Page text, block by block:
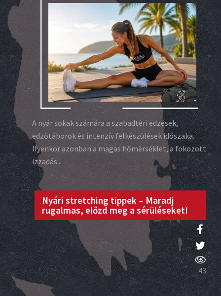
A nyár sokak számára a szabadtéri edzések,
edzőtáborok és intenzív felkészülések időszaka.
Ilyenkor azonban a magas hőmérséklet, a fokozott
izzadás...
Nyári stretching tippek – Maradj
rugalmas, előzd meg a sérüléseket!
43